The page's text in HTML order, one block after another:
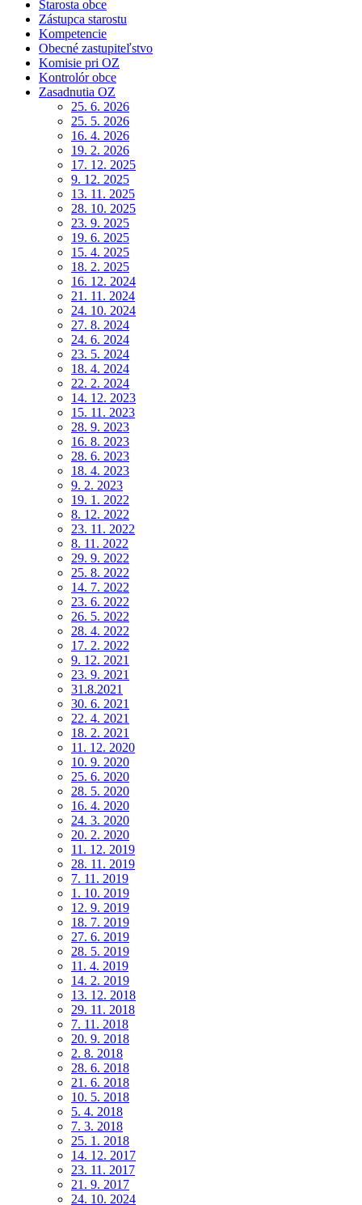
Starosta obce
Zástupca starostu
Kompetencie
Obecné zastupiteľstvo
Komisie pri OZ
Kontrolór obce
Zasadnutia OZ
25. 6. 2026
25. 5. 2026
16. 4. 2026
19. 2. 2026
17. 12. 2025
9. 12. 2025
13. 11. 2025
28. 10. 2025
23. 9. 2025
19. 6. 2025
15. 4. 2025
18. 2. 2025
16. 12. 2024
21. 11. 2024
24. 10. 2024
27. 8. 2024
24. 6. 2024
23. 5. 2024
18. 4. 2024
22. 2. 2024
14. 12. 2023
15. 11. 2023
28. 9. 2023
16. 8. 2023
28. 6. 2023
18. 4. 2023
9. 2. 2023
19. 1. 2022
8. 12. 2022
23. 11. 2022
8. 11. 2022
29. 9. 2022
25. 8. 2022
14. 7. 2022
23. 6. 2022
26. 5. 2022
28. 4. 2022
17. 2. 2022
9. 12. 2021
23. 9. 2021
31.8.2021
30. 6. 2021
22. 4. 2021
18. 2. 2021
11. 12. 2020
10. 9. 2020
25. 6. 2020
28. 5. 2020
16. 4. 2020
24. 3. 2020
20. 2. 2020
11. 12. 2019
28. 11. 2019
7. 11. 2019
1. 10. 2019
12. 9. 2019
18. 7. 2019
27. 6. 2019
28. 5. 2019
11. 4. 2019
14. 2. 2019
13. 12. 2018
29. 11. 2018
7. 11. 2018
20. 9. 2018
2. 8. 2018
28. 6. 2018
21. 6. 2018
10. 5. 2018
5. 4. 2018
7. 3. 2018
25. 1. 2018
14. 12. 2017
23. 11. 2017
21. 9. 2017
24. 10. 2024